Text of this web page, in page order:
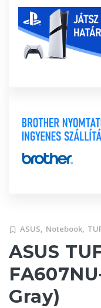
ASUS, Notebook,
ASUS
Gray)